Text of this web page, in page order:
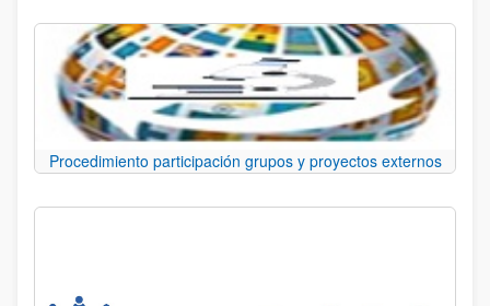
Procedimiento participación grupos y proyectos externos